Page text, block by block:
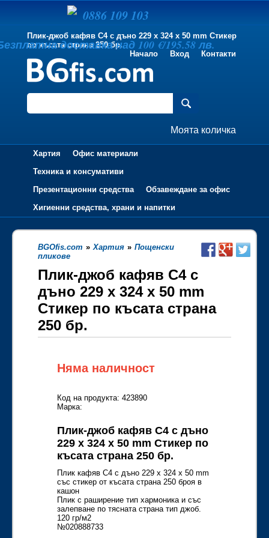
Плик-джоб кафяв C4 с дъно 229 х 324 x 50 mm Стикер
по късата страна 250 бр.
Начало
Вход Контакти
Моята количка
Хартия
Офис материали
Техника и консумативи
Презентационни средства
Обзавеждане за офис
Хигиенни средства, храни и напитки
BGOfis.com » Хартия » Пощенски
пликове
Плик-джоб кафяв C4 с
дъно 229 х 324 x 50 mm
Стикер по късата страна
250 бр.
Няма наличност
Код на продукта: 423890
Марка:
Плик-джоб кафяв C4 с дъно
229 х 324 x 50 mm Стикер по
късата страна 250 бр.
Плик кафяв C4 с дъно 229 х 324 x 50 mm
със стикер от късата страна 250 броя в
кашон
Плик с раширение тип хармоника и със
залепване по тясната страна тип джоб.
120 гр/м2
№020888733
0886 109 103
доставка над 100 €/195.58 лв.